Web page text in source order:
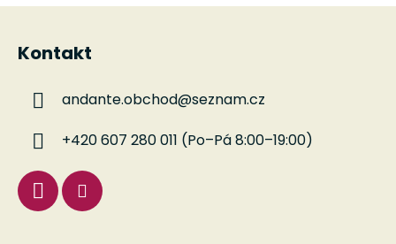
Z
Kontakt
andante.obchod@seznam.cz
+420 607 280 011 (Po–Pá 8:00–19:00)